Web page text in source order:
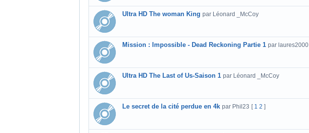
Ultra HD The woman King par Léonard _McCoy
Mission : Impossible - Dead Reckoning Partie 1 par laures2000
Ultra HD The Last of Us-Saison 1 par Léonard _McCoy
Le secret de la cité perdue en 4k par Phil23 [ 1 2 ]